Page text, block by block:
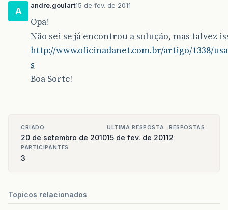
A
andre.goulart15 de fev. de 2011
Opa!
Não sei se já encontrou a solução, mas talvez
http://www.oficinadanet.com.br/artigo/1338/
s
Boa Sorte!
CRIADO
20 de setembro de 2010
ULTIMA RESPOSTA
15 de fev. de 2011
RESPOSTAS
2
PARTICIPANTES
3
Topicos relacionados